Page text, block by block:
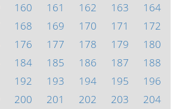
160 161 162 163
164
168 169 170 171
172
176 177 178 179
180
184 185 186 187
188
192 193 194 195
196
200 201 202 203
204